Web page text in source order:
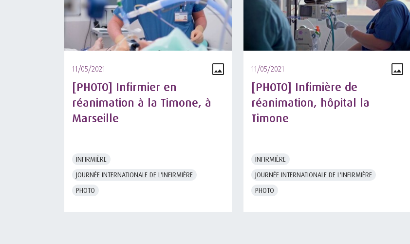
11/05/2021
[PHOTO] Infirmier en
réanimation à la Timone, à
Marseille
INFIRMIÈRE
JOURNÉE INTERNATIONALE DE L'INFIRMIÈRE
PHOTO
11/05/2021
[PHOTO] Infimière de
réanimation, hôpital la
Timone
INFIRMIÈRE
JOURNÉE INTERNATIONALE DE L'INFIRMIÈRE
PHOTO